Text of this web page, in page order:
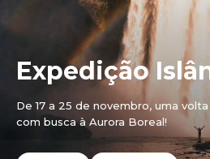
Expedição
De 17 a 25 de novembro, uma
com busca à Aurora Boreal!